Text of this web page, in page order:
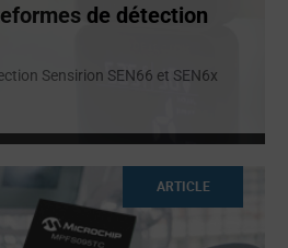
de détection
Sensirion SEN66 et SEN6x
ARTICLE